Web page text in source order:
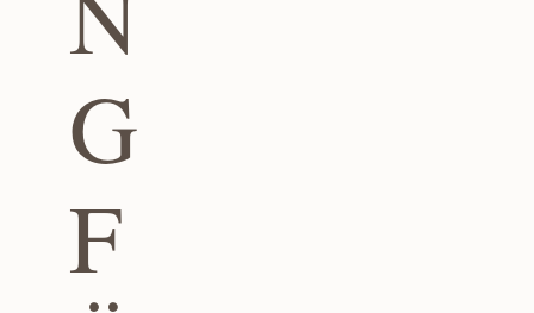
G
F